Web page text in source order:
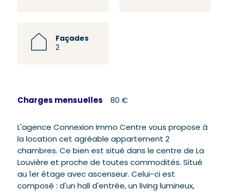
Façades
2
Charges mensuelles 80 €
L'agence Connexion Immo Centre vous propose à
la location cet agréable appartement 2
chambres. Ce bien est situé dans le centre de La
Louvière et proche de toutes commodités. Situé
au 1er étage avec ascenseur. Celui-ci est
composé : d'un hall d'entrée, un living lumineux,